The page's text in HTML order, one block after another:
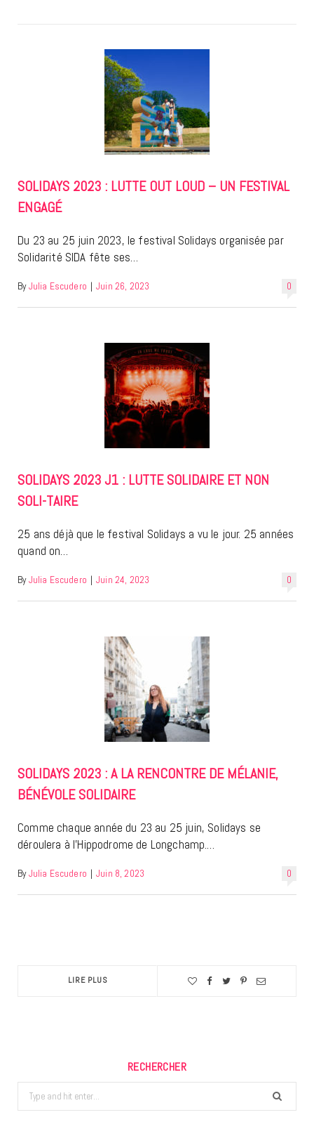
SOLIDAYS 2023 : LUTTE OUT LOUD – UN FESTIVAL
ENGAGÉ
Du 23 au 25 juin 2023, le festival Solidays organisée par
Solidarité SIDA fête ses…
0
By Julia Escudero | Juin 26, 2023
SOLIDAYS 2023 J1 : LUTTE SOLIDAIRE ET NON
SOLI-TAIRE
25 ans déjà que le festival Solidays a vu le jour. 25 années
quand on…
0
By Julia Escudero | Juin 24, 2023
SOLIDAYS 2023 : A LA RENCONTRE DE MÉLANIE,
BÉNÉVOLE SOLIDAIRE
Comme chaque année du 23 au 25 juin, Solidays se
déroulera à l’Hippodrome de Longchamp.…
0
By Julia Escudero | Juin 8, 2023
LIRE PLUS
RECHERCHER
Search
for: